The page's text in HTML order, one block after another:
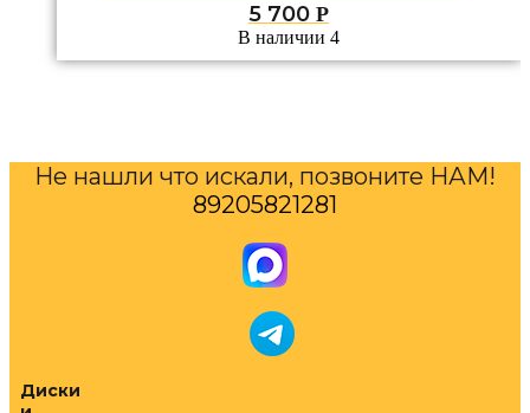
5 700 Р
В наличии 4
Не нашли что искали, позвоните НАМ!
89205821281
Диски